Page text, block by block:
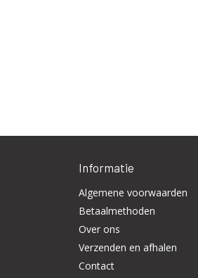
Informatie
Algemene voorwaarden
Betaalmethoden
Over ons
Verzenden en afhalen
Contact